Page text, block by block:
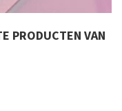
PRODUCTEN VAN